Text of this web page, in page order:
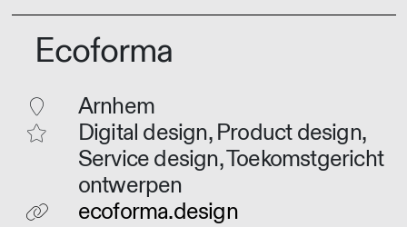
Ecoforma
Arnhem
Digital design, Product design,
Service design, Toekomstgericht
ontwerpen
ecoforma.design